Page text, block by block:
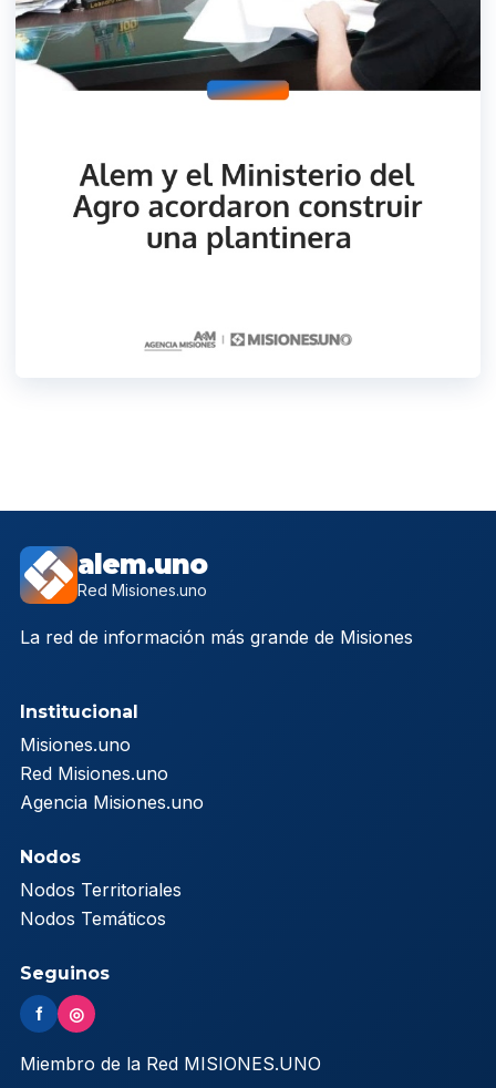
alem.uno
Red Misiones.uno
La red de información más grande de Misiones
Institucional
Misiones.uno
Red Misiones.uno
Agencia Misiones.uno
Nodos
Nodos Territoriales
Nodos Temáticos
Seguinos
f ◎
Miembro de la Red MISIONES.UNO